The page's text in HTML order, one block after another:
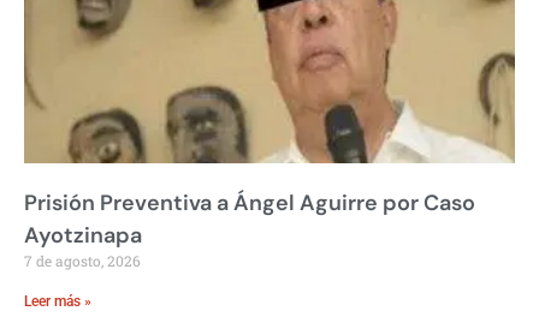
Prisión Preventiva a Ángel Aguirre por Caso
Ayotzinapa
7 de agosto, 2026
Leer más »